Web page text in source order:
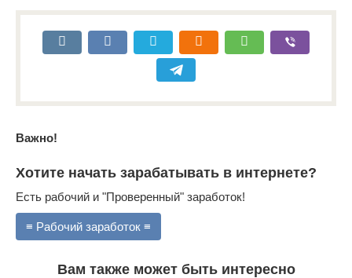
Важно!
Хотите начать зарабатывать в интернете?
Есть рабочий и "Проверенный" заработок!
≡ Рабочий заработок ≡
Вам также может быть интересно